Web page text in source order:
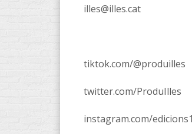
illes@illes.cat
tiktok.com/@produilles
twitter.com/ProduIlles
instagram.com/